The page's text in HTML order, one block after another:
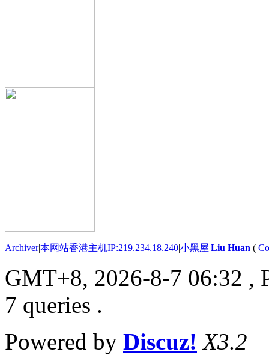
Archiver|本网站香港主机IP:219.234.18.240|小黑屋|Liu Huan (
GMT+8, 2026-8-7 06:32 ,
7 queries .
Powered by Discuz! X3.2